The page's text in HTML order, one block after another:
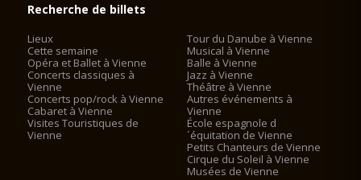
Recherche de billets
Lieux
Cette semaine
Opéra et Ballet à Vienne
Concerts classiques à
Vienne
Concerts pop/rock à Vienne
Cabaret à Vienne
Visites Touristiques de
Vienne
Tour du Danube à Vienne
Musical à Vienne
Balle à Vienne
Jazz à Vienne
Théâtre à Vienne
Autres événements à
Vienne
École espagnole d
´équitation de Vienne
Petits Chanteurs de Vienne
Cirque du Soleil à Vienne
Musées de Vienne